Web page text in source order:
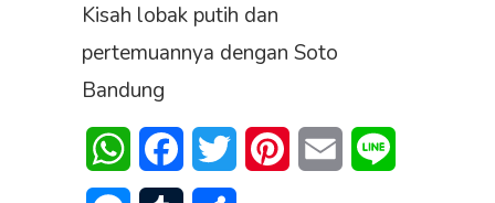
Kisah lobak putih dan
pertemuannya dengan Soto
Bandung
WhatsAppFacebookTwitter PinterestEmail